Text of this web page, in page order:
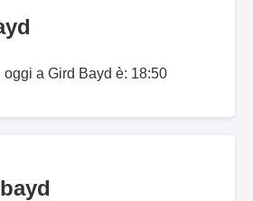
oggi a Gird Bayd è: 18:50